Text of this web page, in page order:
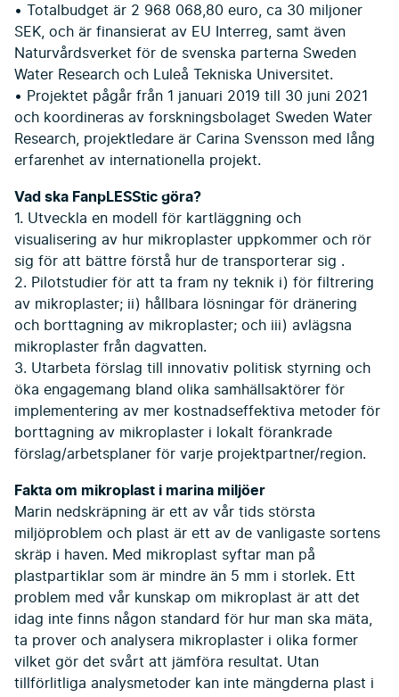
• Totalbudget är 2 968 068,80 euro, ca 30 miljoner
SEK, och är finansierat av EU Interreg, samt även
Naturvårdsverket för de svenska parterna Sweden
Water Research och Luleå Tekniska Universitet.
• Projektet pågår från 1 januari 2019 till 30 juni 2021
och koordineras av forskningsbolaget Sweden Water
Research, projektledare är Carina Svensson med lång
erfarenhet av internationella projekt.
Vad ska FanpLESStic göra?
1. Utveckla en modell för kartläggning och
visualisering av hur mikroplaster uppkommer och rör
sig för att bättre förstå hur de transporterar sig .
2. Pilotstudier för att ta fram ny teknik i) för filtrering
av mikroplaster; ii) hållbara lösningar för dränering
och borttagning av mikroplaster; och iii) avlägsna
mikroplaster från dagvatten.
3. Utarbeta förslag till innovativ politisk styrning och
öka engagemang bland olika samhällsaktörer för
implementering av mer kostnadseffektiva metoder för
borttagning av mikroplaster i lokalt förankrade
förslag/arbetsplaner för varje projektpartner/region.
Fakta om mikroplast i marina miljöer
Marin nedskräpning är ett av vår tids största
miljöproblem och plast är ett av de vanligaste sortens
skräp i haven. Med mikroplast syftar man på
plastpartiklar som är mindre än 5 mm i storlek. Ett
problem med vår kunskap om mikroplast är att det
idag inte finns någon standard för hur man ska mäta,
ta prover och analysera mikroplaster i olika former
vilket gör det svårt att jämföra resultat. Utan
tillförlitliga analysmetoder kan inte mängderna plast i